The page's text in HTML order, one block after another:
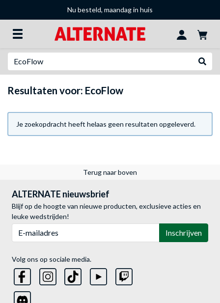
Nu besteld, maandag in huis
Resultaten voor: EcoFlow
Je zoekopdracht heeft helaas geen resultaten opgeleverd.
Terug naar boven
ALTERNATE nieuwsbrief
Blijf op de hoogte van nieuwe producten, exclusieve acties en
leuke wedstrijden!
Inschrijven
Volg ons op sociale media.